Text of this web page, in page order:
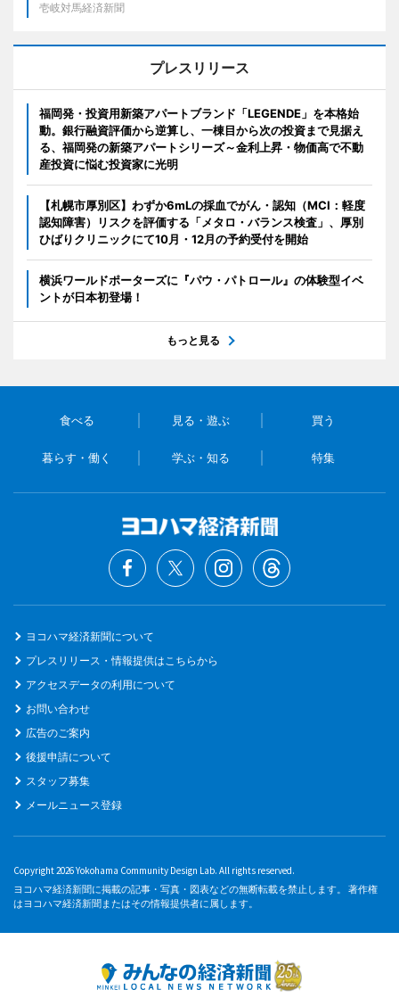
壱岐対馬経済新聞
プレスリリース
福岡発・投資用新築アパートブランド「LEGENDE」を本格始
動。銀行融資評価から逆算し、一棟目から次の投資まで見据え
る、福岡発の新築アパートシリーズ～金利上昇・物価高で不動
産投資に悩む投資家に光明
【札幌市厚別区】わずか6mLの採血でがん・認知（MCI：軽度
認知障害）リスクを評価する「メタロ・バランス検査」、厚別
ひばりクリニックにて10月・12月の予約受付を開始
横浜ワールドポーターズに『パウ・パトロール』の体験型イベ
ントが日本初登場！
もっと見る
食べる 見る・遊ぶ 買う
暮らす・働く 学ぶ・知る 特集
ヨコハマ経済新聞について
プレスリリース・情報提供はこちらから
アクセスデータの利用について
お問い合わせ
広告のご案内
後援申請について
スタッフ募集
メールニュース登録
Copyright 2026 Yokohama Community Design Lab. All rights reserved.
ヨコハマ経済新聞に掲載の記事・写真・図表などの無断転載を禁止します。 著作権
はヨコハマ経済新聞またはその情報提供者に属します。